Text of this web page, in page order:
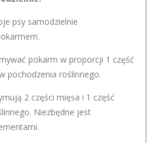
psy samodzielnie
pokarm w proporcji 1 część
pochodzenia roślinnego.
2 części mięsa i 1 część
Niezbędne jest